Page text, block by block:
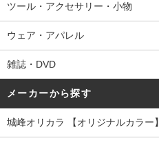
ツール・アクセサリー・小物
ウェア・アパレル
雑誌・DVD
メーカーから探す
城峰オリカラ 【オリジナルカラー】